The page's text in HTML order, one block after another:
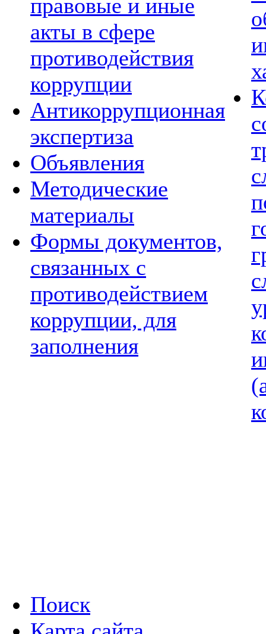
правовые и иные
акты в сфере
противодействия
коррупции
Антикоррупционная
экспертиза
Объявления
Методические
материалы
Формы документов,
связанных с
противодействием
коррупции, для
заполнения
Поиск